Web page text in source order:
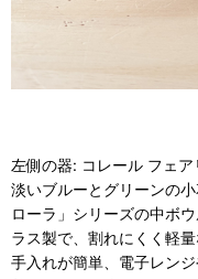
左側の器: コレール フェ
淡いブルーとグリーンの
ローラ」シリーズの中ボ
ラス製で、割れにくく軽
手入れが簡単、電子レン